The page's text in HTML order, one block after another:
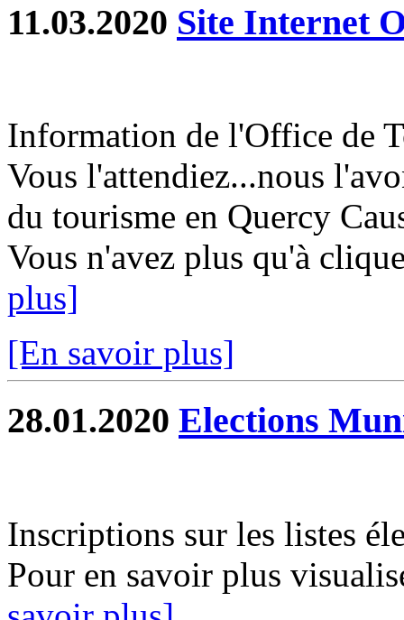
11.03.2020 Site Internet
Information de l'Office de
Vous l'attendiez...nous
du tourisme en Quercy
Vous n'avez plus qu'à
plus]
[En savoir plus]
28.01.2020 Elections
Inscriptions sur les listes
Pour en savoir plus